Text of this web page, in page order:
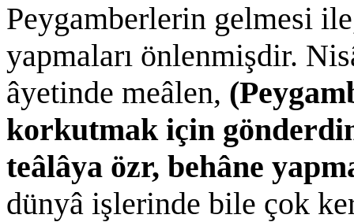
Peygamberlerin gelmesi
yapmaları önlenmişdir.
âyetinde meâlen,
korkutmak için
teâlâya özr, behâne
dünyâ işlerinde bile çok